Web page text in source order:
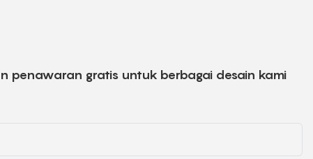
penawaran gratis untuk berbagai desain kami